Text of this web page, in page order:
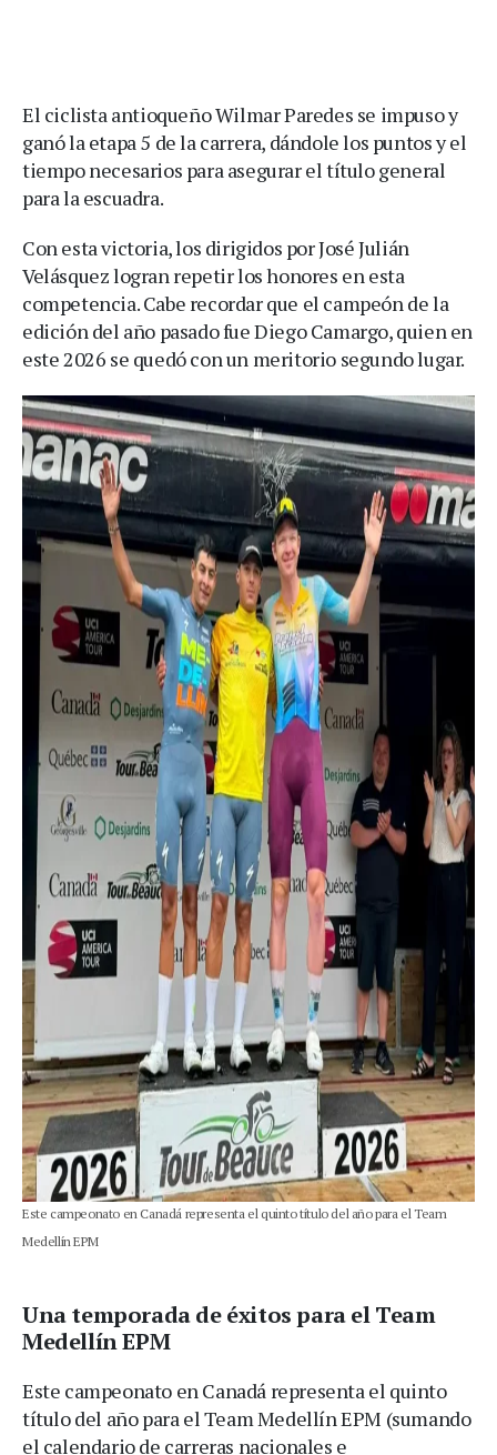
El ciclista antioqueño Wilmar Paredes se impuso y
ganó la etapa 5 de la carrera, dándole los puntos y el
tiempo necesarios para asegurar el título general
para la escuadra.
Con esta victoria, los dirigidos por José Julián
Velásquez logran repetir los honores en esta
competencia. Cabe recordar que el campeón de la
edición del año pasado fue Diego Camargo, quien en
este 2026 se quedó con un meritorio segundo lugar.
Este campeonato en Canadá representa el quinto título del año para el Team
Medellín EPM
Una temporada de éxitos para el Team
Medellín EPM
Este campeonato en Canadá representa el quinto
título del año para el Team Medellín EPM (sumando
el calendario de carreras nacionales e